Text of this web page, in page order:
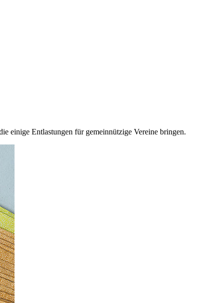
einige Entlastungen für gemeinnützige Vereine bringen.